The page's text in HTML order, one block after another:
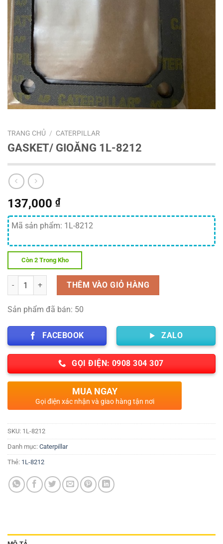
TRANG CHỦ / CATERPILLAR
GASKET/ GIOĂNG 1L-8212
137,000 ₫
Mã sản phẩm: 1L-8212
Còn 2 Trong Kho
Số lượng THÊM VÀO GIỎ HÀNG
Sản phẩm đã bán: 50
FACEBOOK ZALO
GỌI ĐIỆN: 0908 304 307
MUA NGAY
Gọi điện xác nhận và giao hàng tận nơi
SKU: 1L-8212
Danh mục: Caterpillar
Thẻ: 1L-8212